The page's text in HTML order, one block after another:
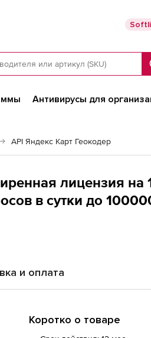
Антивирусы для
API Яндекс Карт Геокодер
лицензия на
в сутки до
и оплата
Коротко о товаре